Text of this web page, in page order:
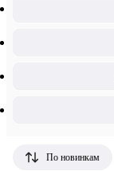
По новинкам